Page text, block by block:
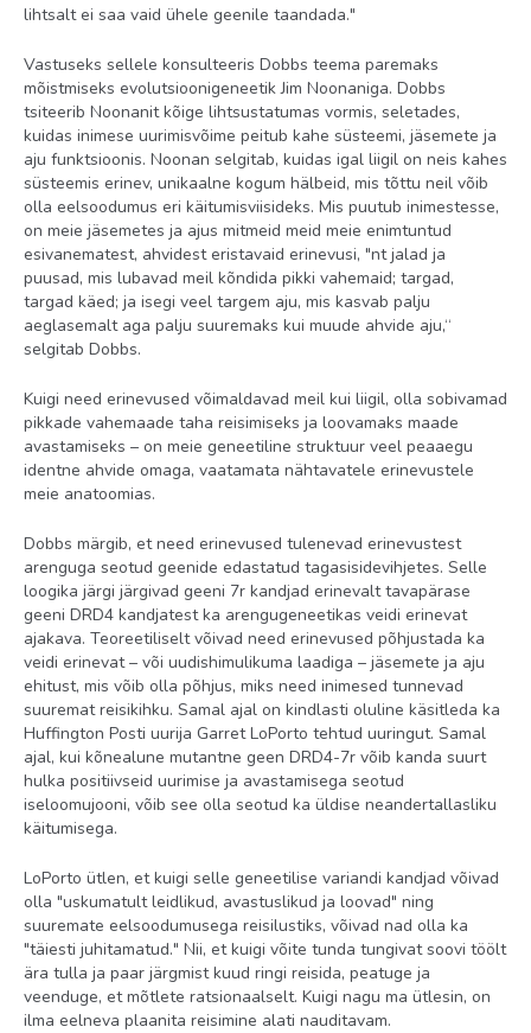
lihtsalt ei saa vaid ühele geenile taandada."
Vastuseks sellele konsulteeris Dobbs teema paremaks
mõistmiseks evolutsioonigeneetik Jim Noonaniga. Dobbs
tsiteerib Noonanit kõige lihtsustatumas vormis, seletades,
kuidas inimese uurimisvõime peitub kahe süsteemi, jäsemete ja
aju funktsioonis. Noonan selgitab, kuidas igal liigil on neis kahes
süsteemis erinev, unikaalne kogum hälbeid, mis tõttu neil võib
olla eelsoodumus eri käitumisviisideks. Mis puutub inimestesse,
on meie jäsemetes ja ajus mitmeid meid meie enimtuntud
esivanematest, ahvidest eristavaid erinevusi, "nt jalad ja
puusad, mis lubavad meil kõndida pikki vahemaid; targad,
targad käed; ja isegi veel targem aju, mis kasvab palju
aeglasemalt aga palju suuremaks kui muude ahvide aju,“
selgitab Dobbs.
Kuigi need erinevused võimaldavad meil kui liigil, olla sobivamad
pikkade vahemaade taha reisimiseks ja loovamaks maade
avastamiseks – on meie geneetiline struktuur veel peaaegu
identne ahvide omaga, vaatamata nähtavatele erinevustele
meie anatoomias.
Dobbs märgib, et need erinevused tulenevad erinevustest
arenguga seotud geenide edastatud tagasisidevihjetes. Selle
loogika järgi järgivad geeni 7r kandjad erinevalt tavapärase
geeni DRD4 kandjatest ka arengugeneetikas veidi erinevat
ajakava. Teoreetiliselt võivad need erinevused põhjustada ka
veidi erinevat – või uudishimulikuma laadiga – jäsemete ja aju
ehitust, mis võib olla põhjus, miks need inimesed tunnevad
suuremat reisikihku. Samal ajal on kindlasti oluline käsitleda ka
Huffington Posti uurija Garret LoPorto tehtud uuringut. Samal
ajal, kui kõnealune mutantne geen DRD4-7r võib kanda suurt
hulka positiivseid uurimise ja avastamisega seotud
iseloomujooni, võib see olla seotud ka üldise neandertallasliku
käitumisega.
LoPorto ütlen, et kuigi selle geneetilise variandi kandjad võivad
olla "uskumatult leidlikud, avastuslikud ja loovad" ning
suuremate eelsoodumusega reisilustiks, võivad nad olla ka
"täiesti juhitamatud." Nii, et kuigi võite tunda tungivat soovi töölt
ära tulla ja paar järgmist kuud ringi reisida, peatuge ja
veenduge, et mõtlete ratsionaalselt. Kuigi nagu ma ütlesin, on
ilma eelneva plaanita reisimine alati nauditavam.